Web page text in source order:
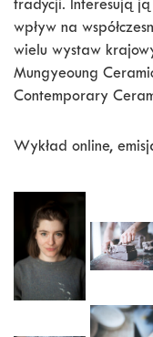
tradycji. Interesują
wpływ na
wielu wystaw
Mungyeoung
Contemporary
Wykład online,